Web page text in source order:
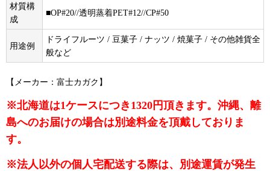
材質構
成
■OP#20//透明蒸着PET#12//CP#50
用途例
ドライフルーツ / 豆菓子 / ナッツ / 焼菓子 / その他雑貨全
般など
【メーカー：富士カガク】
※北海道は1ケースにつき1320円頂きます。沖縄、離
島へのお届けの場合は別途料金を頂戴しておりま
す。
※法人以外の個人宅配送する際は、別途運賃が発生